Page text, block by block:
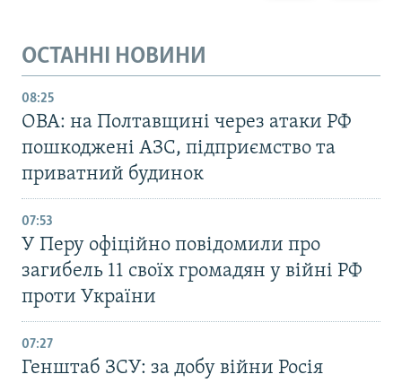
ОСТАННІ НОВИНИ
08:25
ОВА: на Полтавщині через атаки РФ
пошкоджені АЗС, підприємство та
приватний будинок
07:53
У Перу офіційно повідомили про
загибель 11 своїх громадян у війні РФ
проти України
07:27
Генштаб ЗСУ: за добу війни Росія